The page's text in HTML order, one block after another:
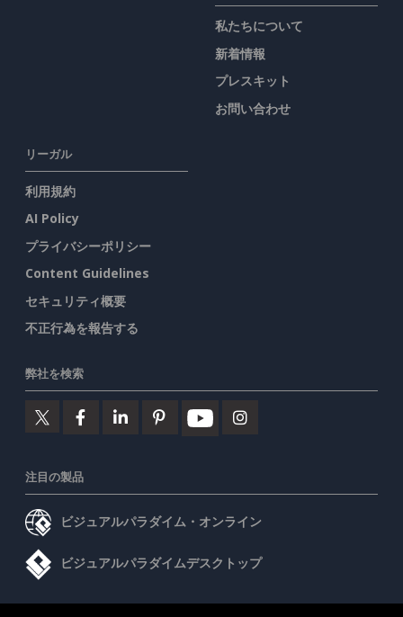
私たちについて
新着情報
プレスキット
お問い合わせ
リーガル
利用規約
AI Policy
プライバシーポリシー
Content Guidelines
セキュリティ概要
不正行為を報告する
弊社を検索
注目の製品
ビジュアルパラダイム・オンライン
ビジュアルパラダイムデスクトップ